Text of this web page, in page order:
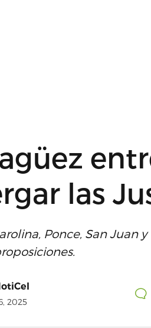
las
Ponce, San Juan
2025